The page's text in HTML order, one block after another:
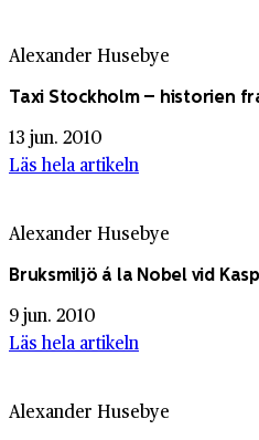
Alexander Husebye
Taxi Stockholm – historien
13 jun. 2010
Läs hela artikeln
Alexander Husebye
Bruksmiljö á la Nobel vid
9 jun. 2010
Läs hela artikeln
Alexander Husebye